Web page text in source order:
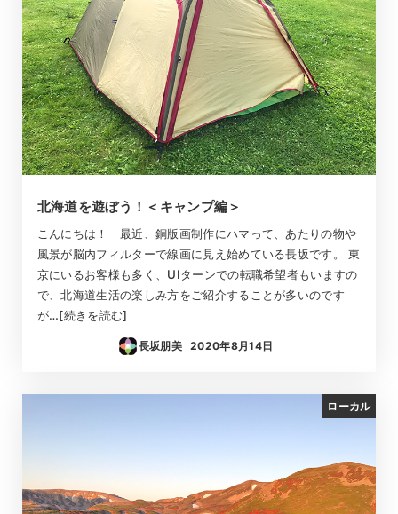
北海道を遊ぼう！＜キャンプ編＞
こんにちは！ 最近、銅版画制作にハマって、あたりの物や
風景が脳内フィルターで線画に見え始めている長坂です。 東
京にいるお客様も多く、UIターンでの転職希望者もいますの
で、北海道生活の楽しみ方をご紹介することが多いのです
が…[続きを読む]
長坂朋美
投稿日
2020年8月14日
ローカル